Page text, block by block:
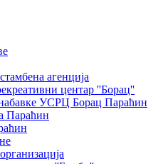
агенцијa
центар ''Борац''
УСРЦ Борац Параћин
Параћин